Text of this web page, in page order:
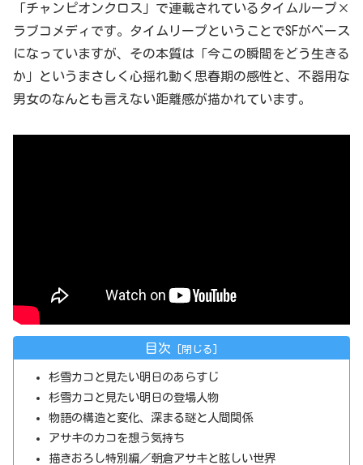
「チャンピオンクロス」で連載されているタイムループ×
ラブコメディです。タイムリープということでSFがベース
になっていますが、その本質は「今この瞬間をどう生きる
か」というまさしく心揺れ動く思春期の感性と、不器用な
男女のなんとも言えない距離感が描かれています。
目次
杉雪カコと見たい明日のあらすじ
杉雪カコと見たい明日の登場人物
物語の構造と変化、深まる謎と人間関係
アサキのカコを想う気持ち
描きおろし特別編／朝倉アサキと眩しい世界